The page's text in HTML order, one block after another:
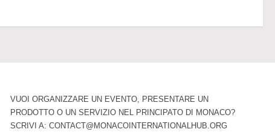
VUOI ORGANIZZARE UN EVENTO, PRESENTARE UN
PRODOTTO O UN SERVIZIO NEL PRINCIPATO DI MONACO?
SCRIVI A: CONTACT@MONACOINTERNATIONALHUB.ORG